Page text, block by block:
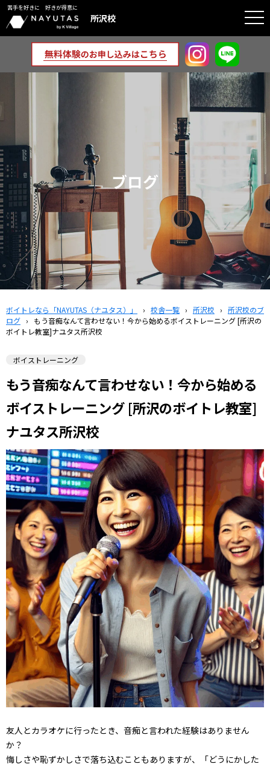
苦手を好きに 好きが得意に
所沢校
ブログ
ボイトレなら「NAYUTAS（ナユタス）」 › 校舎一覧 › 所沢校 › 所沢校のブ
ログ ›
もう音痴なんて言わせない！今から始めるボイストレーニング [所沢の
ボイトレ教室]ナユタス所沢校
ボイストレーニング
もう音痴なんて言わせない！今から始める
ボイストレーニング [所沢のボイトレ教室]
ナユタス所沢校
友人とカラオケに行ったとき、音痴と言われた経験はありません
か？
悔しさや恥ずかしさで落ち込むこともありますが、「どうにかした